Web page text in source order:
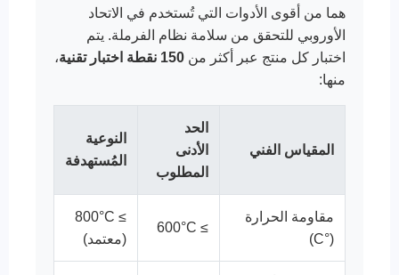
هما من أقوى الأدوات التي تُستخدم في الاتحاد
الأوروبي للتحقق من سلامة نظام الفرملة. يتم
اختبار كل منتج عبر أكثر من 150 نقطة اختبار تقنية
،
منها:
المقياس الفني
الحد
الأدنى
المطلوب
النوعية
المُستهدفة
مقاومة الحرارة
(°C)
≥ 600°C
≥ 800°C
(معتمد)